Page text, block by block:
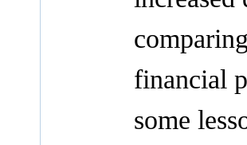
financial
some